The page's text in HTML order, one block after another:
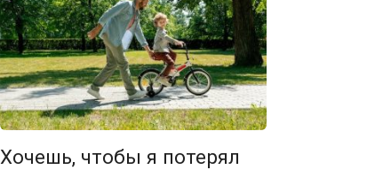
Хочешь, чтобы я потерял